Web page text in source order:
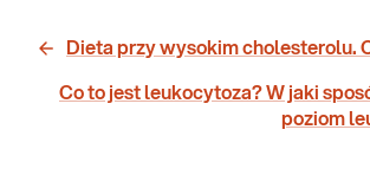
Dieta przy wysokim cholesterolu.
Co to jest leukocytoza? W jaki
poziom